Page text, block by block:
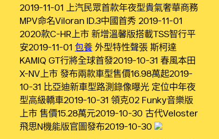
2019-11-01 上汽民眾首款年夜型貴氣奢華商務
MPV命名Viloran ID.3中國首秀 2019-11-01
2020款C-HR上市 新增溫馨版搭載TSS智行平
安2019-11-01 包養 外型特性聲張 斯柯達
KAMIQ GT行將全球首發2019-10-31 春風本田
X-NV上市 發布兩款車型售價16.98萬起2019-
10-31 ​比亞迪新車型路測錄像曝光 定位中年夜
型高級轎車2019-10-31 領克02 Funky音樂版
上市 售價15.28萬元2019-10-30 古代Veloster
飛思N機能版官圖發布2019-10-30